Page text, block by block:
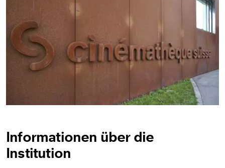
Informationen über die
Institution